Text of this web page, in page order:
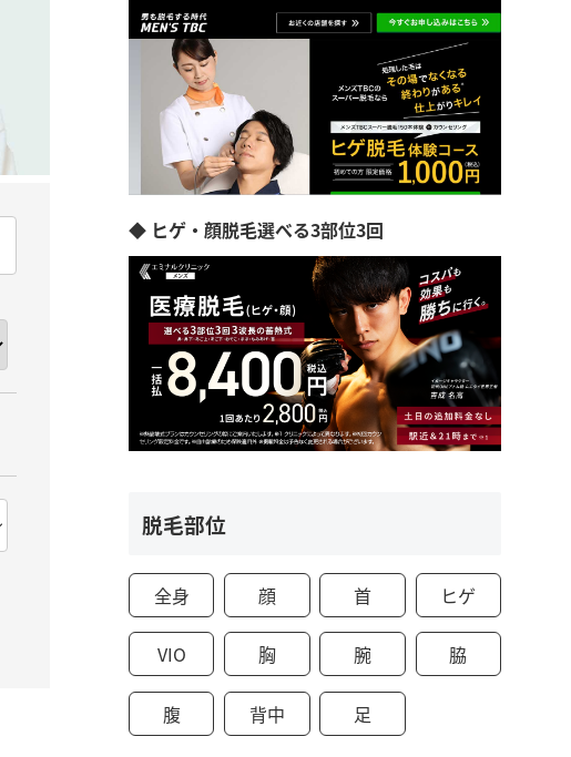
◆ ヒゲ・顔脱毛選べる3部位3回
脱毛部位
全身 顔 首 ヒゲ
VIO 胸 腕 脇
腹 背中 足